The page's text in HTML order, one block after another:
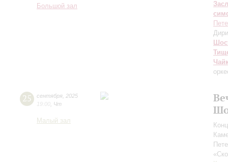
Большой зал
25 сентября 2025
19:00 Чт
Малый зал